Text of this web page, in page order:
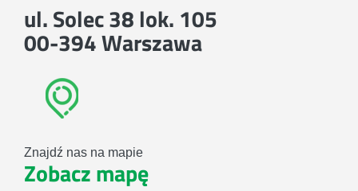
ul. Solec 38 lok. 105
00-394 Warszawa
Znajdź nas na mapie
Zobacz mapę